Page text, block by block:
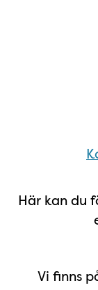
Kontakta
Här kan du
Vi finns